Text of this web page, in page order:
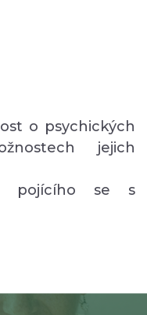
o psychických
jejich
pojícího se s